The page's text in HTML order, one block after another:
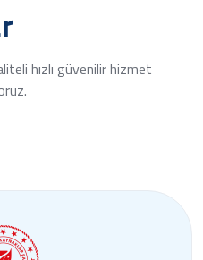
hızlı güvenilir hizmet